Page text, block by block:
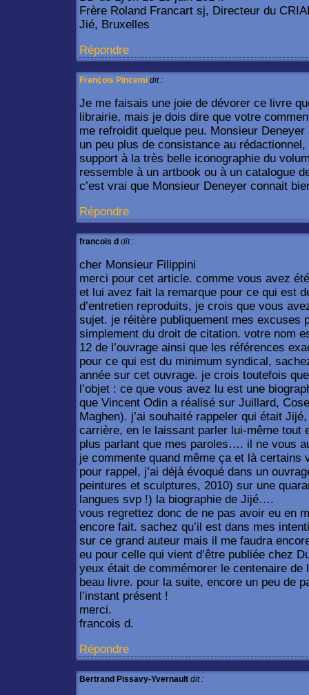
Frère Roland Francart sj, Directeur du
Jié, Bruxelles
Répondre
François Pincemi dit :
Je me faisais une joie de dévorer ce livre
librairie, mais je dois dire que votre
me refroidit quelque peu. Monsieur
un peu plus de consistance au
support à la très belle iconographie du
ressemble à un artbook ou à un catalogue
c’est vrai que Monsieur Deneyer connait
Répondre
francois d dit :
cher Monsieur Filippini
merci pour cet article. comme vous avez
et lui avez fait la remarque pour ce qui est
d’entretien reproduits, je crois que vous
sujet. je réitère publiquement mes excuses
simplement du droit de citation. votre nom
12 de l’ouvrage ainsi que les références
pour ce qui est du minimum syndical,
année sur cet ouvrage. je crois toutefois
l’objet : ce que vous avez lu est une
que Vincent Odin a réalisé sur Juillard,
Maghen). j’ai souhaité rappeler qui était
carrière, en le laissant parler lui-même tout
plus parlant que mes paroles…. il ne vous
je commente quand même ça et là certains
pour rappel, j’ai déjà évoqué dans un
peintures et sculptures, 2010) sur une
langues svp !) la biographie de Jijé….
vous regrettez donc de ne pas avoir eu en
encore fait. sachez qu’il est dans mes
sur ce grand auteur mais il me faudra
eu pour celle qui vient d’être publiée chez
yeux était de commémorer le centenaire de
beau livre. pour la suite, encore un peu de
l’instant présent !
merci.
francois d.
Répondre
Bertrand Pissavy-Yvernault dit :